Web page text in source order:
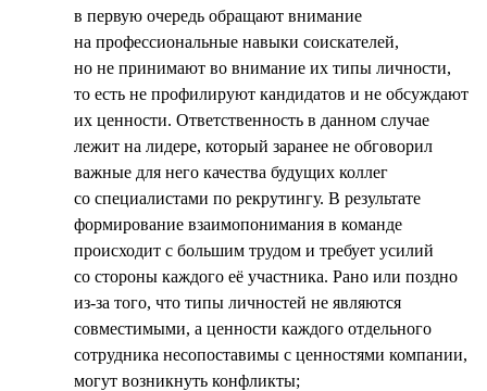
в первую очередь обращают внимание
на профессиональные навыки соискателей,
но не принимают во внимание их типы личности,
то есть не профилируют кандидатов и не обсуждают
их ценности. Ответственность в данном случае
лежит на лидере, который заранее не обговорил
важные для него качества будущих коллег
со специалистами по рекрутингу. В результате
формирование взаимопонимания в команде
происходит с большим трудом и требует усилий
со стороны каждого её участника. Рано или поздно
из-за того, что типы личностей не являются
совместимыми, а ценности каждого отдельного
сотрудника несопоставимы с ценностями компании,
могут возникнуть конфликты;